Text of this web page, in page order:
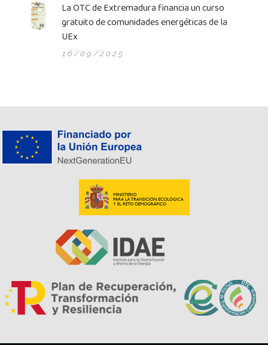
La OTC de Extremadura financia un curso
gratuito de comunidades energéticas de la
UEx
16/09/2025